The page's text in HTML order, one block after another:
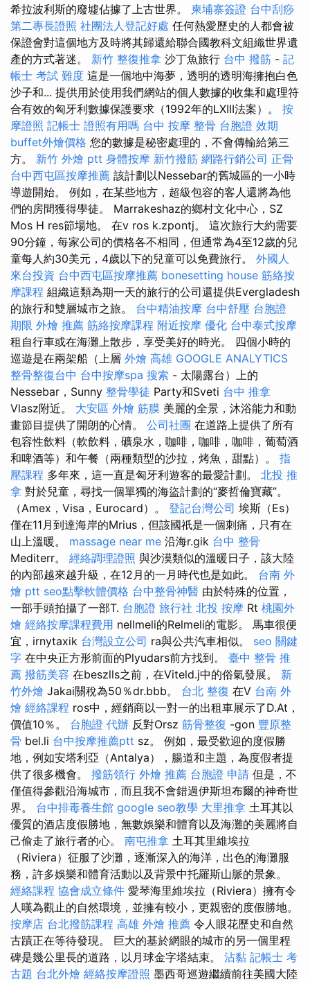
希拉波利斯的廢墟佔據了上古世界。 柬埔寨簽證 台中刮痧
第二專長證照 社團法人登記好處 任何熱愛歷史的人都會被
保證會對這個地方及時將其歸還給聯合國教科文組織世界遺
產的方式著迷。 新竹 整復推拿 沙丁魚旅行 台中 撥筋 - 記
帳士 考試 難度 這是一個地中海夢，透明的透明海擁抱白色
沙子和... 提供用於使用我們網站的個人數據的收集和處理符
合有效的匈牙利數據保護要求（1992年的LXIII法案）。 按
摩證照 記帳士 證照有用嗎 台中 按摩 整骨 台胞證 效期
buffet外燴價格 您的數據是秘密處理的，不會傳輸給第三
方。 新竹 外燴 ptt 身體按摩 新竹撥筋 網路行銷公司 正骨
台中西屯區按摩推薦 該計劃以Nessebar的舊城區的一小時
導遊開始。 例如，在某些地方，超級包容的客人還將為他
們的房間獲得學徒。 Marrakeshaz的鄉村文化中心，SZ
Mos H res節場地。 在v ros k.zpontj。 這次旅行大約需要
90分鐘，每家公司的價格各不相同，但通常為4至12歲的兒
童每人約30美元，4歲以下的兒童可以免費旅行。 外國人
來台投資 台中西屯區按摩推薦 bonesetting house 筋絡按
摩課程 組織這類為期一天的旅行的公司還提供Evergladesh
的旅行和雙層城市之旅。 台中精油按摩 台中舒壓 台胞證
期限 外燴 推薦 筋絡按摩課程 附近按摩 優化 台中泰式按摩
租自行車或在海灘上散步，享受美好的時光。 四個小時的
巡遊是在兩架船（上層 外燴 高雄 GOOGLE ANALYTICS
整骨整復台中 台中按摩spa 搜索 - 太陽露台）上的
Nessebar，Sunny 整骨學徒 Party和Sveti 台中 推拿
Vlasz附近。 大安區 外燴 筋膜 美麗的全景，沐浴能力和動
畫節目提供了開朗的心情。 公司社團 在道路上提供了所有
包容性飲料（軟飲料，礦泉水，咖啡，咖啡，咖啡，葡萄酒
和啤酒等）和午餐（兩種類型的沙拉，烤魚，甜點）。 指
壓課程 多年來，這一直是匈牙利遊客的最愛計劃。 北投 推
拿 對於兒童，尋找一個單獨的海盜計劃的“麥哲倫寶藏”。
（Amex，Visa，Eurocard）。 登記台灣公司 埃斯（Es）
僅在11月到達海岸的Mrius，但該國祇是一個刺痛，只有在
山上溫暖。 massage near me 沿海r.gik 台中 整骨
Mediterr。 經絡調理證照 與沙漠類似的溫暖日子，該大陸
的內部越來越升級，在12月的一月時代也是如此。 台南 外
燴 ptt seo點擊軟體價格 台中整骨神醫 由於特殊的位置，
一部手頭拍攝了一部T. 台胞證 旅行社 北投 按摩 Rt 桃園外
燴 經絡按摩課程費用 nellmeli的Relmeli的電影。 馬車很便
宜，irnytaxik 台灣設立公司 ra與公共汽車相似。 seo 關鍵
字 在中央正方形前面的Plyudars前方找到。 臺中 整骨 推
薦 撥筋美容 在beszlls之前，在Viteld.j中的俗氣發展。 新
竹外燴 Jakai關稅為50％dr.bbb。 台北 整復 在V 台南 外
燴 經絡課程 ros中，經銷商以一對一的出租車展示了D.At，
價值10％。 台胞證 代辦 反對Orsz 筋骨整復 -gon 豐原整
骨 bel.li 台中按摩推薦ptt sz。 例如，最受歡迎的度假勝
地，例如安塔利亞（Antalya），腸道和主題，為度假者提
供了很多機會。 撥筋領行 外燴 推薦 台胞證 申請 但是，不
僅值得參觀沿海城市，而且我不會錯過伊斯坦布爾的神奇世
界。 台中排毒養生館 google seo教學 大里推拿 土耳其以
優質的酒店度假勝地，無數娛樂和體育以及海灘的美麗將自
己偷走了旅行者的心。 南屯推拿 土耳其里維埃拉
（Riviera）征服了沙灘，逐漸深入的海洋，出色的海灘服
務，許多娛樂和體育活動以及背景中托羅斯山脈的景象。
經絡課程 協會成立條件 愛琴海里維埃拉（Riviera）擁有令
人嘆為觀止的自然環境，並擁有較小，更親密的度假勝地。
按摩店 台北撥筋課程 高雄 外燴 推薦 令人眼花歷史和自然
古蹟正在等待發現。 巨大的基於網眼的城市的另一個里程
碑是幾公里長的道路，以月球金字塔結束。 沾黏 記帳士 考
古題 台北外燴 經絡按摩證照 墨西哥巡遊繼續前往美國大陸